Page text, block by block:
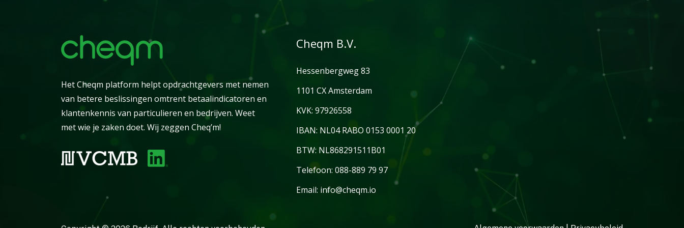
Het Cheqm platform helpt opdrachtgevers met nemen
van betere beslissingen omtrent betaalindicatoren en
klantenkennis van particulieren en bedrijven. Weet
met wie je zaken doet. Wij zeggen Cheq’m!
Cheqm B.V.
Hessenbergweg 83
1101 CX Amsterdam
KVK: 97926558
IBAN: NL04 RABO 0153 0001 20
BTW: NL868291511B01
Telefoon: 088-889 79 97
Email: info@cheqm.io